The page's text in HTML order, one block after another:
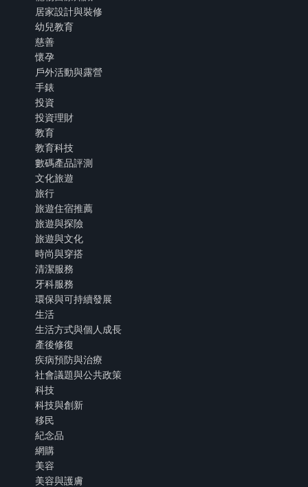
居家設計與裝修
幼兒教育
慈善
懷孕
戶外活動與露營
手錶
投資
投資理財
教育
教育科技
數碼產品評測
文化旅遊
旅行
旅遊住宿推薦
旅遊與探險
旅遊與文化
時尚與穿搭
清潔服務
牙科服務
環保與可持續發展
生活
生活方式與個人成長
產後修復
疾病預防與治療
社會議題與公共政策
科技
科技與創新
移民
紀念品
網購
美容
美容與護膚